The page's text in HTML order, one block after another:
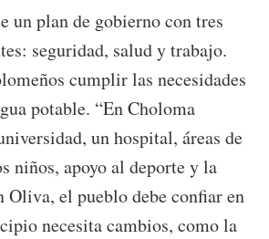
un plan de gobierno con tres
seguridad, salud y trabajo.
cumplir las necesidades
potable. “En Choloma
un hospital, áreas de
niños, apoyo al deporte y la
Oliva, el pueblo debe confiar en
necesita cambios, como la